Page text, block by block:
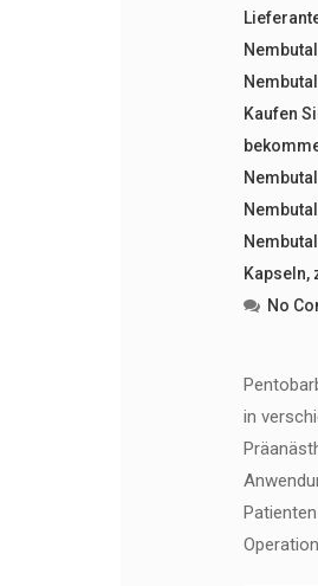
Kaufen
Kapseln,
No
in